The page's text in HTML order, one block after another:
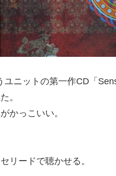
ユニットの第一作CD「
。
かっこいい。
リードで聴かせる。